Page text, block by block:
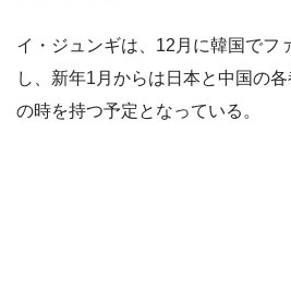
イ・ジュンギは、12月に韓国でフ
し、新年1月からは日本と中国の
の時を持つ予定となっている。